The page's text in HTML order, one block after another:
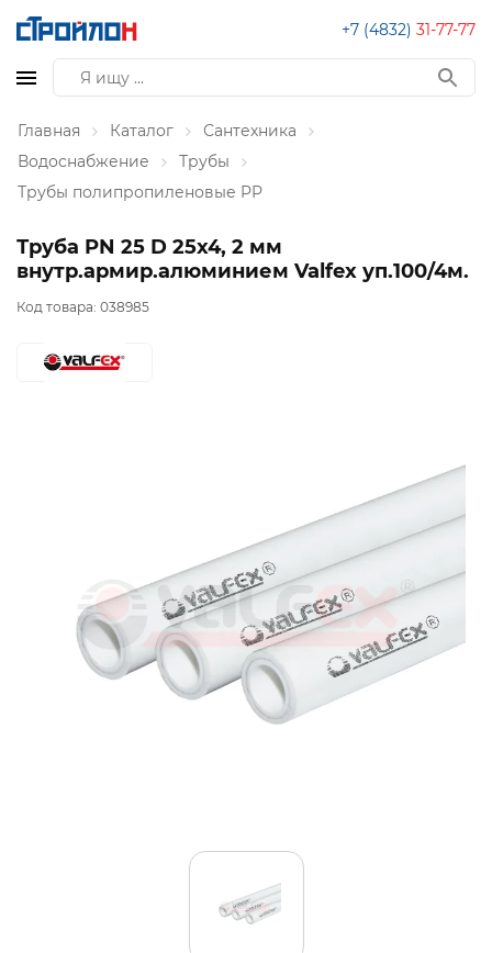
+7 (4832) 31-77-77
Главная Каталог
Сантехника
Водоснабжение
Трубы
Трубы полипропиленовые PP
Труба PN 25 D 25х4, 2 мм
внутр.армир.алюминием Valfex уп.100/4м.
Код товара: 038985